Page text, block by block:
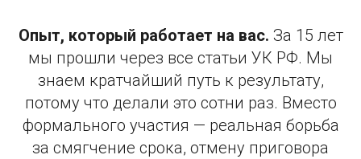
Опыт, который работает на вас. За 15 лет
мы прошли через все статьи УК РФ. Мы
знаем кратчайший путь к результату,
потому что делали это сотни раз. Вместо
формального участия — реальная борьба
за смягчение срока, отмену приговора